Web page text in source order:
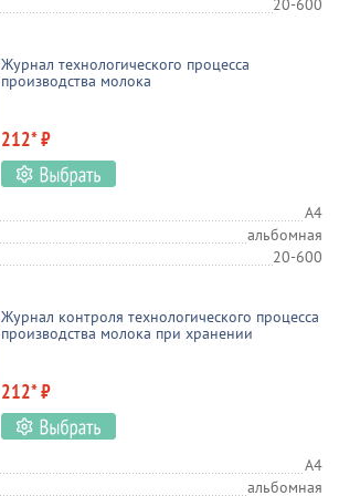
20-600
Журнал технологического процесса
производства молока
212* ₽
А4
альбомная
20-600
Журнал контроля технологического процесса
производства молока при хранении
212* ₽
А4
альбомная